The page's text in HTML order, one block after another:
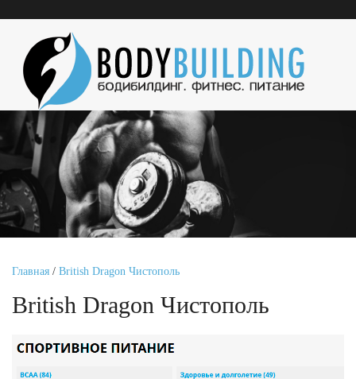
Главная / British Dragon Чистополь
British Dragon Чистополь